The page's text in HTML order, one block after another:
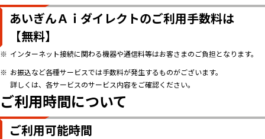
あいぎんＡｉダイレクトのご利用手数料は
【無料】
インターネット接続に関わる機器や通信料等はお客さまのご負担となります。
お振込など各種サービスでは手数料が発生するものがございます。
詳しくは、各サービスのサービス内容をご確認ください。
ご利用時間について
ご利用可能時間